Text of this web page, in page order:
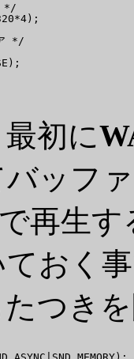
*/
*/
初に
ッフ
で再生
おく
つき